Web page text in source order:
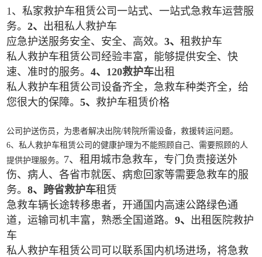
1、私家救护车租赁公司一站式、一站式急救车运营服
务。2、 出租私人救护车
应急护送服务安全、安全、高效。3、租救护车
私人救护车租赁公司经验丰富，能够提供安全、快
速、准时的服务。4、 120救护车出租
私人救护车租赁公司设备齐全，急救车种类齐全，给
您很大的保障。5、救护车租赁价格
公司护送伤员，为患者解决出院/转院所需设备，救援转运问题。
6、私人救护车租赁公司的健康护理为不能照顾自己、需要照顾的人
提供护理服务。 7、租用城市急救车，专门负责接送外
伤、病人、各省市就医、病愈回家等需要急救车的服
务。8、 跨省救护车租赁
急救车辆长途转移患者，开通国内高速公路绿色通
道，运输司机丰富，熟悉全国道路。9、 出租医院救护
车
私人救护车租赁公司可以联系国内机场进场，将急救